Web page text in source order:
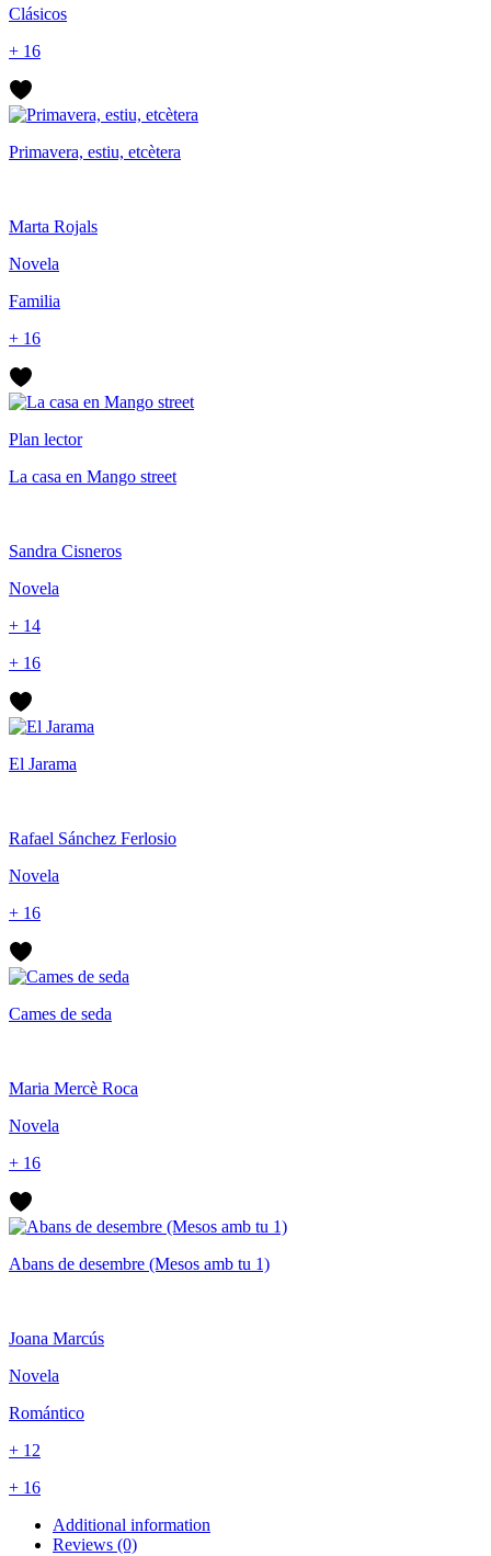
Clásicos
+ 16
Primavera, estiu, etcètera
Marta Rojals
Novela
Familia
+ 16
Plan lector
La casa en Mango street
Sandra Cisneros
Novela
+ 14
+ 16
El Jarama
Rafael Sánchez Ferlosio
Novela
+ 16
Cames de seda
Maria Mercè Roca
Novela
+ 16
Abans de desembre (Mesos amb tu 1)
Joana Marcús
Novela
Romántico
+ 12
+ 16
Additional information
Reviews (0)